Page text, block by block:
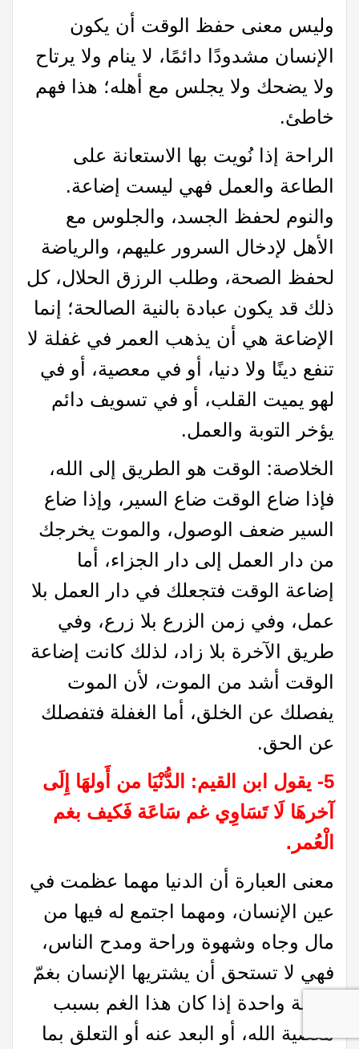
وليس معنى حفظ الوقت أن يكون
الإنسان مشدودًا دائمًا، لا ينام ولا يرتاح
ولا يضحك ولا يجلس مع أهله؛ هذا فهم
خاطئ.
الراحة إذا نُويت بها الاستعانة على
الطاعة والعمل فهي ليست إضاعة.
والنوم لحفظ الجسد، والجلوس مع
الأهل لإدخال السرور عليهم، والرياضة
لحفظ الصحة، وطلب الرزق الحلال، كل
ذلك قد يكون عبادة بالنية الصالحة؛ إنما
الإضاعة هي أن يذهب العمر في غفلة لا
تنفع دينًا ولا دنيا، أو في معصية، أو في
لهو يميت القلب، أو في تسويف دائم
يؤخر التوبة والعمل.
الخلاصة: الوقت هو الطريق إلى الله،
فإذا ضاع الوقت ضاع السير، وإذا ضاع
السير ضعف الوصول، والموت يخرجك
من دار العمل إلى دار الجزاء، أما
إضاعة الوقت فتجعلك في دار العمل بلا
عمل، وفي زمن الزرع بلا زرع، وفي
طريق الآخرة بلا زاد، لذلك كانت إضاعة
الوقت أشد من الموت، لأن الموت
يفصلك عن الخلق، أما الغفلة فتفصلك
عن الحق.
5- يقول ابن القيم: الدُّنْيَا من أَولهَا إِلَى
آخرهَا لَا تَسَاوِي غم سَاعَة فَكيف بغم
الْعُمر.
معنى العبارة أن الدنيا مهما عظمت في
عين الإنسان، ومهما اجتمع له فيها من
مال وجاه وشهوة وراحة ومدح الناس،
فهي لا تستحق أن يشتريها الإنسان بغمّ
ساعة واحدة إذا كان هذا الغم بسبب
معصية الله، أو البعد عنه أو التعلق بما